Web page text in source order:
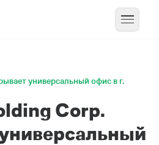
универсальный офис в г.
Corp.